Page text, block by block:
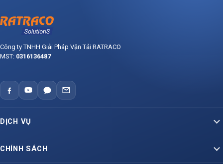
Công ty TNHH Giải Pháp Vận Tải RATRACO
MST: 0316136487
DỊCH VỤ
Vận Tải Container Bắc – Nam
Vận Tải Container Lạnh
CHÍNH SÁCH